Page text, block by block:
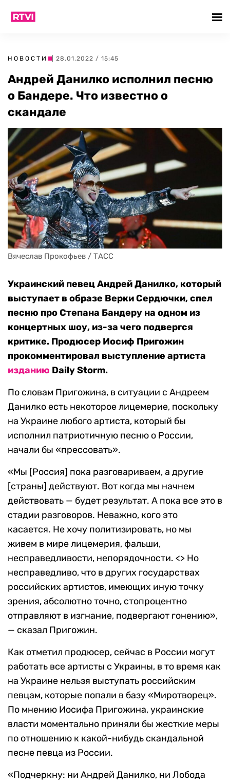
НОВОСТИ | 28.01.2022 / 15:45
Андрей Данилко исполнил песню
о Бандере. Что известно о
скандале
Вячеслав Прокофьев / ТАСС
Украинский певец Андрей Данилко, который
выступает в образе Верки Сердючки, спел
песню про Степана Бандеру на одном из
концертных шоу, из-за чего подвергся
критике. Продюсер Иосиф Пригожин
прокомментировал выступление артиста
изданию Daily Storm.
По словам Пригожина, в ситуации с Андреем
Данилко есть некоторое лицемерие, поскольку
на Украине любого артиста, который бы
исполнил патриотичную песню о России,
начали бы «прессовать».
«Мы [Россия] пока разговариваем, а другие
[страны] действуют. Вот когда мы начнем
действовать — будет результат. А пока все это в
стадии разговоров. Неважно, кого это
касается. Не хочу политизировать, но мы
живем в мире лицемерия, фальши,
несправедливости, непорядочности. <> Но
несправедливо, что в других государствах
российских артистов, имеющих иную точку
зрения, абсолютно точно, стопроцентно
отправляют в изгнание, подвергают гонению»,
— сказал Пригожин.
Как отметил продюсер, сейчас в России могут
работать все артисты c Украины, в то время как
на Украине нельзя выступать российским
певцам, которые попали в базу «Миротворец».
По мнению Иосифа Пригожина, украинские
власти моментально приняли бы жесткие меры
по отношению к какой-нибудь скандальной
песне певца из России.
«Подчеркну: ни Андрей Данилко, ни Лобода